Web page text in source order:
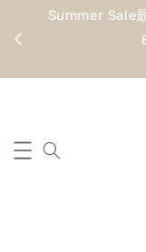
Summer Sale